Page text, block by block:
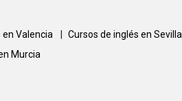
en Valencia Cursos de inglés en Sevilla
Murcia